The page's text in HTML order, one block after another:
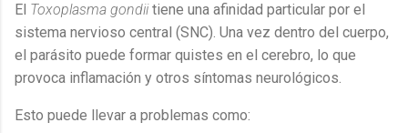
El Toxoplasma gondiitiene una afinidad particular por el
sistema nervioso central (SNC). Una vez dentro del cuerpo,
el parásito puede formar quistes en el cerebro, lo que
provoca inflamación y otros síntomas neurológicos.
Esto puede llevar a problemas como: